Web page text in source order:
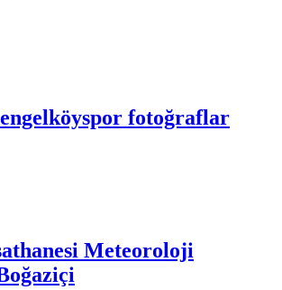
fotoğraflar
Meteoroloji